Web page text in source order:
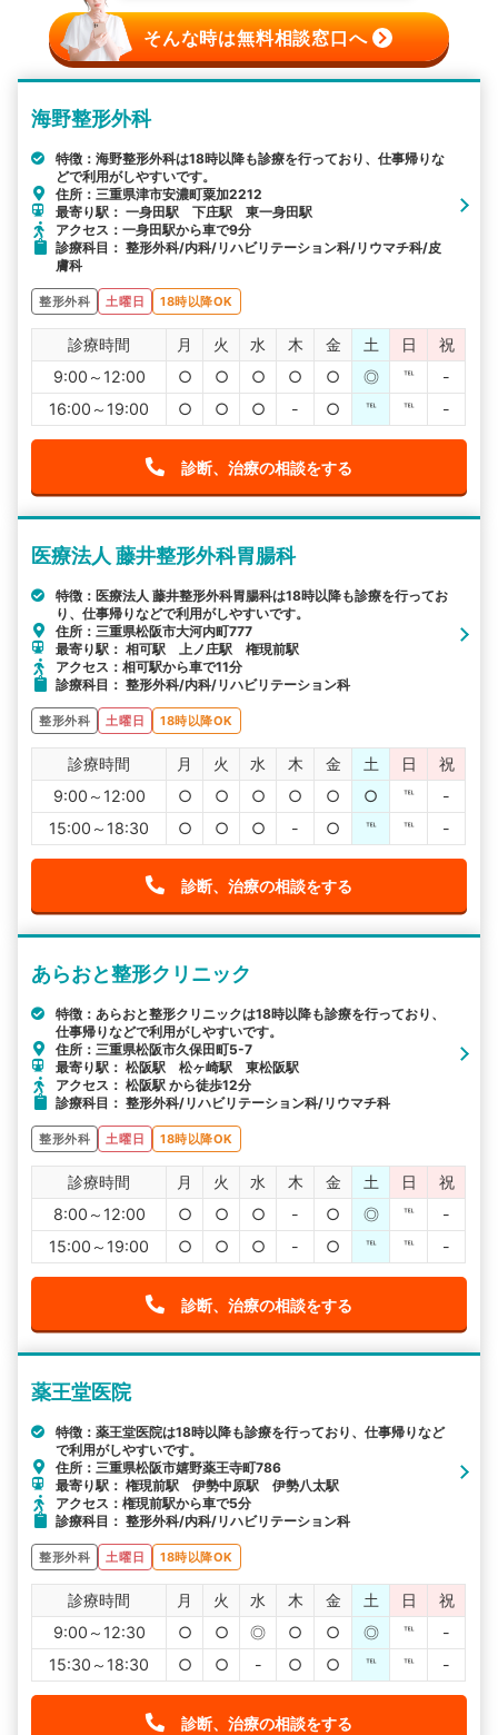
そんな時は無料相談窓口へ
海野整形外科
特徴：海野整形外科は18時以降も診療を行っており、仕事帰りな
どで利用がしやすいです。
住所：三重県津市安濃町粟加2212
最寄り駅： 一身田駅 下庄駅 東一身田駅
アクセス：一身田駅から車で9分
診療科目： 整形外科/内科/リハビリテーション科/リウマチ科/皮
膚科
整形外科 土曜日 18時以降OK
診療時間 月 火 水 木 金 土 日
祝
9:00～12:00
○ ○ ○ ○ ○ ◎ ℡
-
16:00～19:00
○ ○ ○ - ○ ℡ ℡ -
診断、治療の相談をする
医療法人 藤井整形外科胃腸科
特徴：医療法人 藤井整形外科胃腸科は18時以降も診療を行ってお
り、仕事帰りなどで利用がしやすいです。
住所：三重県松阪市大河内町777
最寄り駅： 相可駅 上ノ庄駅 権現前駅
アクセス：相可駅から車で11分
診療科目： 整形外科/内科/リハビリテーション科
整形外科 土曜日 18時以降OK
診療時間 月 火 水 木 金 土 日
祝
9:00～12:00
○ ○ ○ ○ ○ ○ ℡
-
15:00～18:30
○ ○ ○ - ○ ℡ ℡ -
診断、治療の相談をする
あらおと整形クリニック
特徴：あらおと整形クリニックは18時以降も診療を行っており、
仕事帰りなどで利用がしやすいです。
住所：三重県松阪市久保田町5-7
最寄り駅： 松阪駅 松ヶ崎駅 東松阪駅
アクセス： 松阪駅 から徒歩12分
診療科目： 整形外科/リハビリテーション科/リウマチ科
整形外科 土曜日 18時以降OK
診療時間 月 火 水 木 金 土 日
祝
8:00～12:00
○ ○ ○ - ○ ◎ ℡
-
15:00～19:00
○ ○ ○ - ○ ℡ ℡ -
診断、治療の相談をする
薬王堂医院
特徴：薬王堂医院は18時以降も診療を行っており、仕事帰りなど
で利用がしやすいです。
住所：三重県松阪市嬉野薬王寺町786
最寄り駅： 権現前駅 伊勢中原駅 伊勢八太駅
アクセス：権現前駅から車で5分
診療科目： 整形外科/内科/リハビリテーション科
整形外科 土曜日 18時以降OK
診療時間 月 火 水 木 金 土 日
祝
9:00～12:30
○ ○ ◎ ○ ○ ◎ ℡
-
15:30～18:30
○ ○ - ○ ○ ℡ ℡ -
診断、治療の相談をする